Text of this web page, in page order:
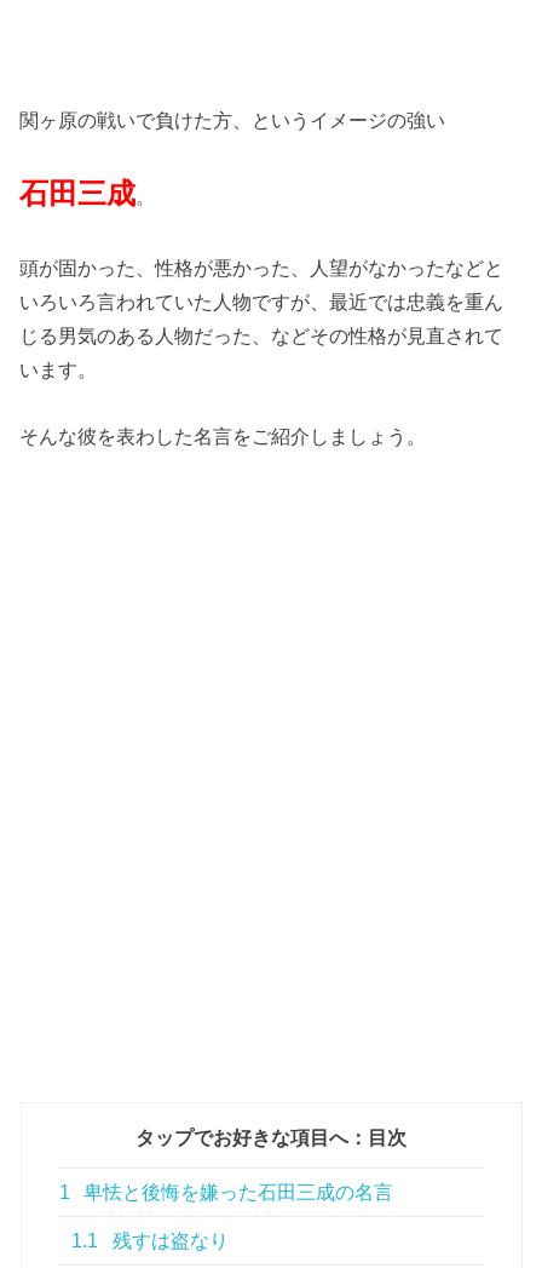
関ヶ原の戦いで負けた方、というイメージの強い
石田三成。
頭が固かった、性格が悪かった、人望がなかったなどと
いろいろ言われていた人物ですが、最近では忠義を重ん
じる男気のある人物だった、などその性格が見直されて
います。
そんな彼を表わした名言をご紹介しましょう。
タップでお好きな項目へ：目次
1 卑怯と後悔を嫌った石田三成の名言
1.1 残すは盗なり